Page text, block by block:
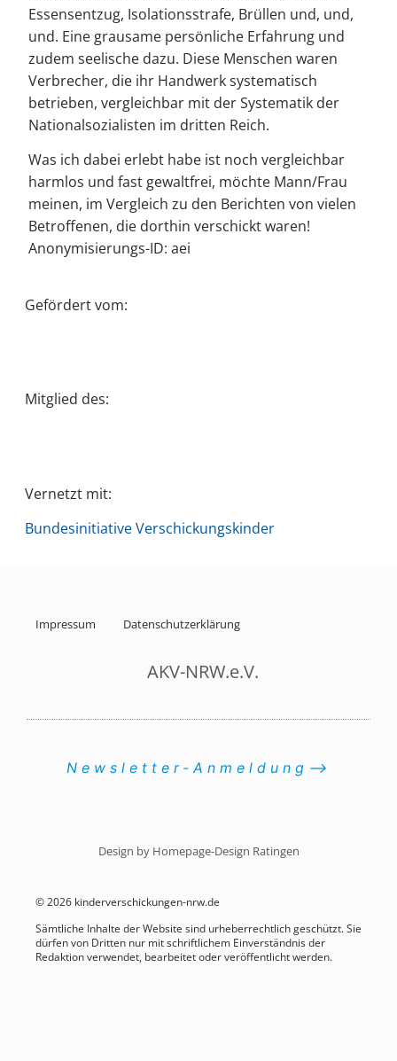
Essensentzug, Isolationsstrafe, Brüllen und, und,
und. Eine grausame persönliche Erfahrung und
zudem seelische dazu. Diese Menschen waren
Verbrecher, die ihr Handwerk systematisch
betrieben, vergleichbar mit der Systematik der
Nationalsozialisten im dritten Reich.
Was ich dabei erlebt habe ist noch vergleichbar
harmlos und fast gewaltfrei, möchte Mann/Frau
meinen, im Vergleich zu den Berichten von vielen
Betroffenen, die dorthin verschickt waren!
Anonymisierungs-ID: aei
Gefördert vom:
Mitglied des:
Vernetzt mit:
Bundesinitiative Verschickungskinder
Impressum Datenschutzerklärung
AKV-NRW.e.V.
Newsletter-Anmeldung⟶
Design by Homepage-Design Ratingen
© 2026 kinderverschickungen-nrw.de
Sämtliche Inhalte der Website sind urheberrechtlich geschützt. Sie
dürfen von Dritten nur mit schriftlichem Einverständnis der
Redaktion verwendet, bearbeitet oder veröffentlicht werden.